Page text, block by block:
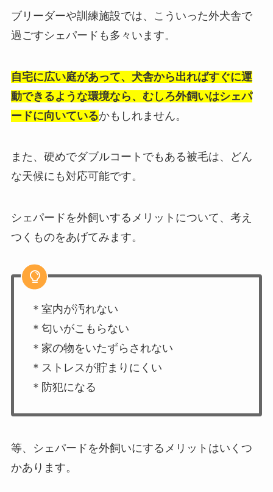
ブリーダーや訓練施設では、こういった外犬舎で
過ごすシェパードも多々います。
自宅に広い庭があって、犬舎から出ればすぐに運
動できるような環境なら、むしろ外飼いはシェパ
ードに向いているかもしれません。
また、硬めでダブルコートでもある被毛は、どん
な天候にも対応可能です。
シェパードを外飼いするメリットについて、考え
つくものをあげてみます。
＊室内が汚れない
＊匂いがこもらない
＊家の物をいたずらされない
＊ストレスが貯まりにくい
＊防犯になる
等、シェパードを外飼いにするメリットはいくつ
かあります。